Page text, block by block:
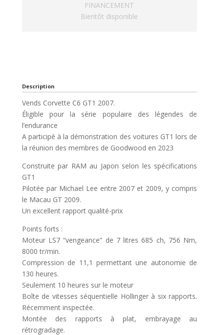
FINANCEMENT
Bientôt disponible
Description
Vends Corvette C6 GT1 2007.
Éligible pour la série populaire des légendes de
l’endurance
A participé à la démonstration des voitures GT1 lors de
la réunion des membres de Goodwood en 2023
Construite par RAM au Japon selon les spécifications
GT1
Pilotée par Michael Lee entre 2007 et 2009, y compris
le Macau GT 2009.
Un excellent rapport qualité-prix
Points forts :
Moteur LS7 “vengeance” de 7 litres 685 ch, 756 Nm,
8000 tr/min.
Compression de 11,1 permettant une autonomie de
130 heures.
Seulement 10 heures sur le moteur
Boîte de vitesses séquentielle Hollinger à six rapports.
Récemment inspectée.
Montée des rapports à plat, embrayage au
rétrogradage.